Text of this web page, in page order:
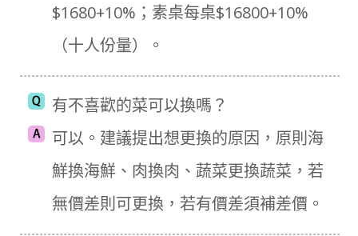
$1680+10%；素桌每桌$16800+10%
（十人份量）。
有不喜歡的菜可以換嗎？
可以。建議提出想更換的原因，原則海
鮮換海鮮、肉換肉、蔬菜更換蔬菜，若
無價差則可更換，若有價差須補差價。